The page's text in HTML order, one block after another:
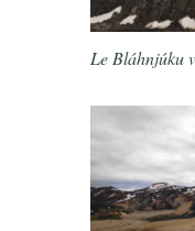
Le Bláhnjúku